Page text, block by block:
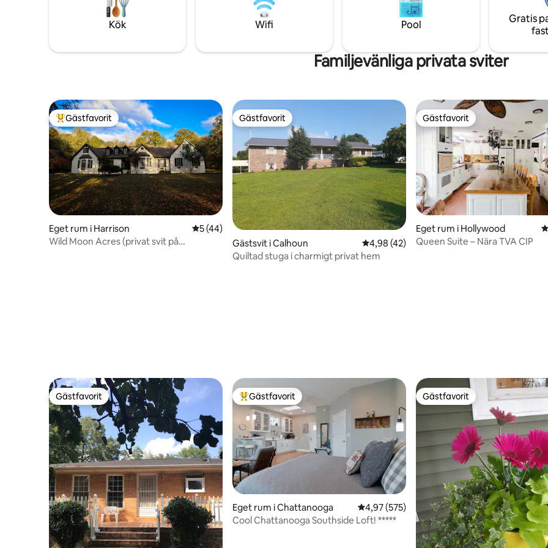
Kök Wifi Pool
Gratis
Familjevänliga privata sviter
Populär gästfavorit
Gästfavorit
Eget rum i Harrison 5 av 5 i genomsnittligt betyg, 44 omdömen
5 (44)
Wild Moon Acres (privat svit på
Gästfavorit
Gästfavorit
Gästsvit i Calhoun 4,98 av 5 i genomsnittligt betyg, 42
4,98 (42)
Quiltad stuga i charmigt privat hem
Gästfavorit
Gästfavorit
Eget rum i Hollywood
Queen Suite – Nära TVA CIP
Gästfavorit
Gästfavorit Populär gästfavorit
Gästfavorit
Eget rum i Chattanooga 4,97 av 5 i genomsnittligt betyg, 575
4,97 (575)
Cool Chattanooga Southside Loft! *****
Gästfavorit
Gästfavorit